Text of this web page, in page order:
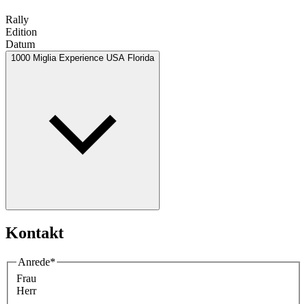
Rally
Edition
Datum
1000 Miglia Experience USA Florida
Kontakt
Anrede*
Frau
Herr